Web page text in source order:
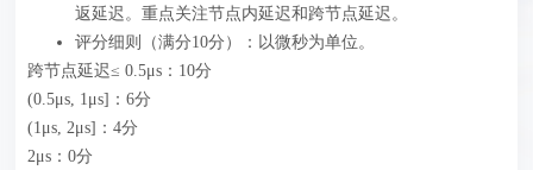
返延迟。重点关注节点内延迟和跨节点延迟。
评分细则（满分10分）‍：以微秒为单位。
跨节点延迟≤ 0.5μs：10分
(0.5μs, 1μs]：6分
(1μs, 2μs]：4分
2μs：0分